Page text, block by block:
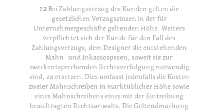
7.2 Bei Zahlungsverzug des Kunden gelten die
gesetzlichen Verzugszinsen in der für
Unternehmergeschäfte geltenden Höhe. Weiters
verpflichtet sich der Kunde für den Fall des
Zahlungsverzugs, dem Designer die entstehenden
Mahn- und Inkassospesen, soweit sie zur
zweckentsprechenden Rechtsverfolgung notwendig
sind, zu ersetzen. Dies umfasst jedenfalls die Kosten
zweier Mahnschreiben in marktüblicher Höhe sowie
eines Mahnschreibens eines mit der Eintreibung
beauftragten Rechtsanwalts. Die Geltendmachung